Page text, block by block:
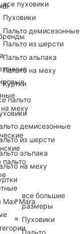
на меху
Max Mara
все пуховики
Пуховики
Пальто демисезонные
Пальто из шерсти
Пальто альпака
Пальто на меху
Куртки
пальто
демисезонные
из шерсти
альпака
на меху
все большие
размеры
Пуховики
Пальто